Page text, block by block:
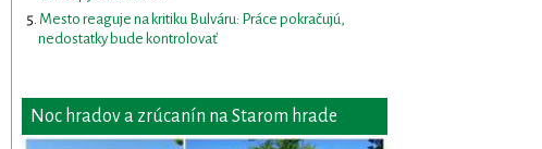
Mesto reaguje na kritiku Bulváru: Práce pokračujú,
nedostatky bude kontrolovať
Noc hradov a zrúcanín na Starom hrade